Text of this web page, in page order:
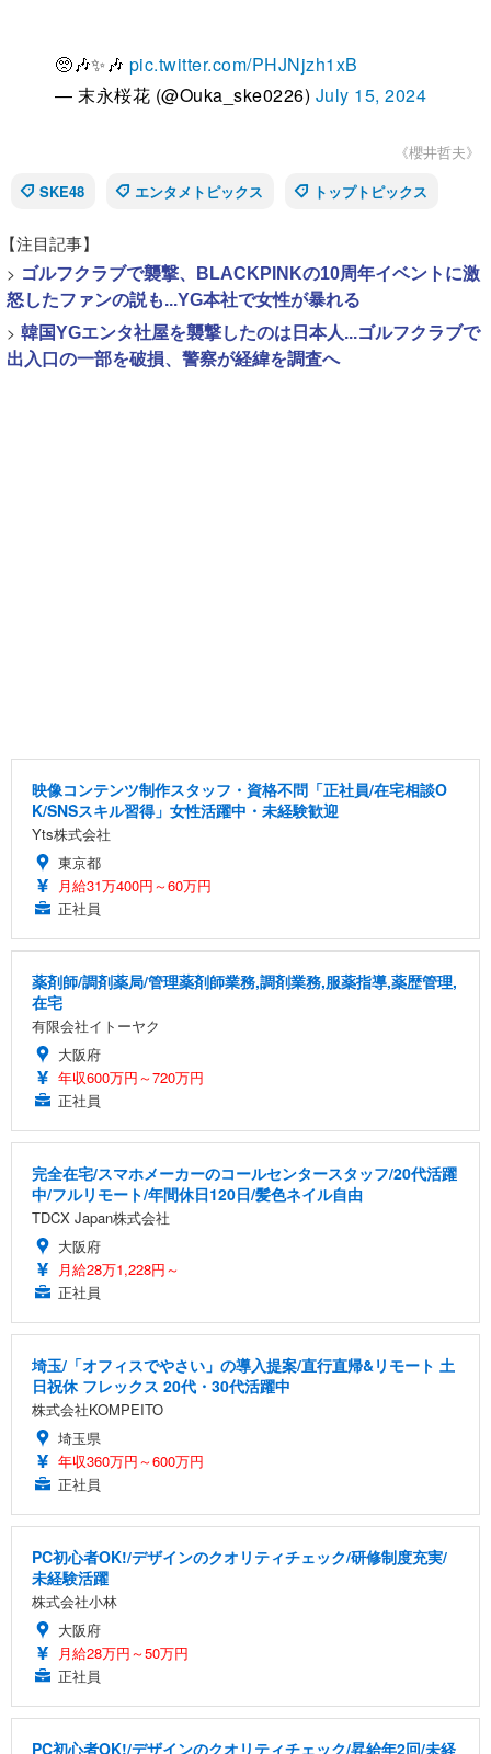
🥺🎶✨🎶 pic.twitter.com/PHJNjzh1xB
— 末永桜花 (@Ouka_ske0226) July 15, 2024
《櫻井哲夫》
SKE48
エンタメトピックス トップトピックス
【注目記事】
> ゴルフクラブで襲撃、BLACKPINKの10周年イベントに激
怒したファンの説も...YG本社で女性が暴れる
> 韓国YGエンタ社屋を襲撃したのは日本人...ゴルフクラブで
出入口の一部を破損、警察が経緯を調査へ
映像コンテンツ制作スタッフ・資格不問「正社員/在宅相談O
K/SNSスキル習得」女性活躍中・未経験歓迎
Yts株式会社
東京都
月給31万400円～60万円
正社員
薬剤師/調剤薬局/管理薬剤師業務,調剤業務,服薬指導,薬歴管理,
在宅
有限会社イトーヤク
大阪府
年収600万円～720万円
正社員
完全在宅/スマホメーカーのコールセンタースタッフ/20代活躍
中/フルリモート/年間休日120日/髪色ネイル自由
TDCX Japan株式会社
大阪府
月給28万1,228円～
正社員
埼玉/「オフィスでやさい」の導入提案/直行直帰&リモート 土
日祝休 フレックス 20代・30代活躍中
株式会社KOMPEITO
埼玉県
年収360万円～600万円
正社員
PC初心者OK!/デザインのクオリティチェック/研修制度充実/
未経験活躍
株式会社小林
大阪府
月給28万円～50万円
正社員
PC初心者OK!/デザインのクオリティチェック/昇給年2回/未経